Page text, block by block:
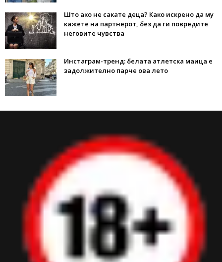
Што ако не сакате деца? Како искрено да му
кажете на партнерот, без да ги повредите
неговите чувства
Инстаграм-тренд: белата атлетска маица е
задолжително парче ова лето